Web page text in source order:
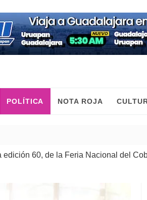
POLÍTICA NOTA ROJA
Nacional del Cobre| 08 Ago 2026